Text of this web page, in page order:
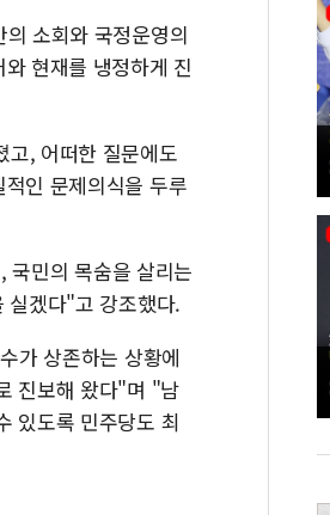
소회와 국정운영의
현재를 냉정하게 진
고, 어떠한 질문에도
인 문제의식을 두루
국민의 목숨을 살리는
실겠다"고 강조했다.
가 상존하는 상황에
진보해 왔다"며 "남
있도록 민주당도 최